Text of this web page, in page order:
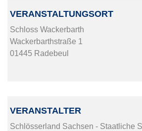
VERANSTALTUNGSORT
Schloss Wackerbarth
Wackerbarthstraße 1
01445 Radebeul
VERANSTALTER
Schlösserland Sachsen - Staatliche